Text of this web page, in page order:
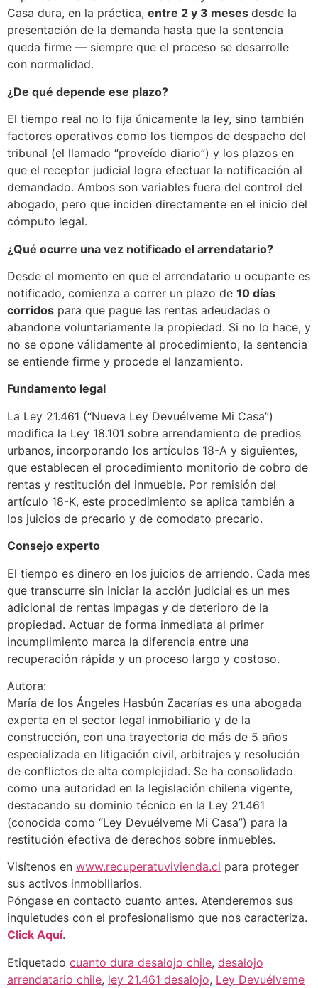
Casa dura, en la práctica, entre 2 y 3 meses desde la
presentación de la demanda hasta que la sentencia
queda firme — siempre que el proceso se desarrolle
con normalidad.
¿De qué depende ese plazo?
El tiempo real no lo fija únicamente la ley, sino también
factores operativos como los tiempos de despacho del
tribunal (el llamado “proveído diario”) y los plazos en
que el receptor judicial logra efectuar la notificación al
demandado. Ambos son variables fuera del control del
abogado, pero que inciden directamente en el inicio del
cómputo legal.
¿Qué ocurre una vez notificado el arrendatario?
Desde el momento en que el arrendatario u ocupante es
notificado, comienza a correr un plazo de 10 días
corridos para que pague las rentas adeudadas o
abandone voluntariamente la propiedad. Si no lo hace, y
no se opone válidamente al procedimiento, la sentencia
se entiende firme y procede el lanzamiento.
Fundamento legal
La Ley 21.461 (“Nueva Ley Devuélveme Mi Casa”)
modifica la Ley 18.101 sobre arrendamiento de predios
urbanos, incorporando los artículos 18-A y siguientes,
que establecen el procedimiento monitorio de cobro de
rentas y restitución del inmueble. Por remisión del
artículo 18-K, este procedimiento se aplica también a
los juicios de precario y de comodato precario.
Consejo experto
El tiempo es dinero en los juicios de arriendo. Cada mes
que transcurre sin iniciar la acción judicial es un mes
adicional de rentas impagas y de deterioro de la
propiedad. Actuar de forma inmediata al primer
incumplimiento marca la diferencia entre una
recuperación rápida y un proceso largo y costoso.
Autora:
María de los Ángeles Hasbún Zacarías es una abogada
experta en el sector legal inmobiliario y de la
construcción, con una trayectoria de más de 5 años
especializada en litigación civil, arbitrajes y resolución
de conflictos de alta complejidad. Se ha consolidado
como una autoridad en la legislación chilena vigente,
destacando su dominio técnico en la Ley 21.461
(conocida como “Ley Devuélveme Mi Casa”) para la
restitución efectiva de derechos sobre inmuebles.
Visítenos en www.recuperatuvivienda.cl para proteger
sus activos inmobiliarios.
Póngase en contacto cuanto antes. Atenderemos sus
inquietudes con el profesionalismo que nos caracteriza.
Click Aquí.
Etiquetado cuanto dura desalojo chile, desalojo
arrendatario chile, ley 21.461 desalojo, Ley Devuélveme